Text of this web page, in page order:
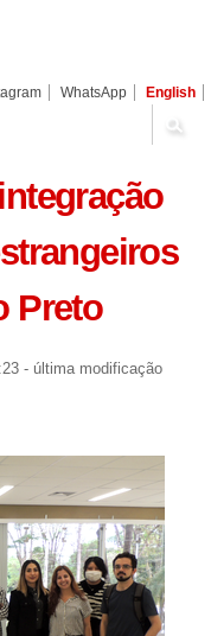
WhatsApp English
Preto
- última modificação